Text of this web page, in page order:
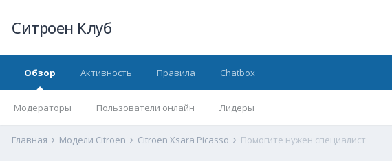
Ситроен Клуб
Обзор
Модераторы Пользователи онлайн Лидеры
Активность Правила Chatbox
Главная Модели Citroen Citroen Xsara Picasso Помогите нужен специалист